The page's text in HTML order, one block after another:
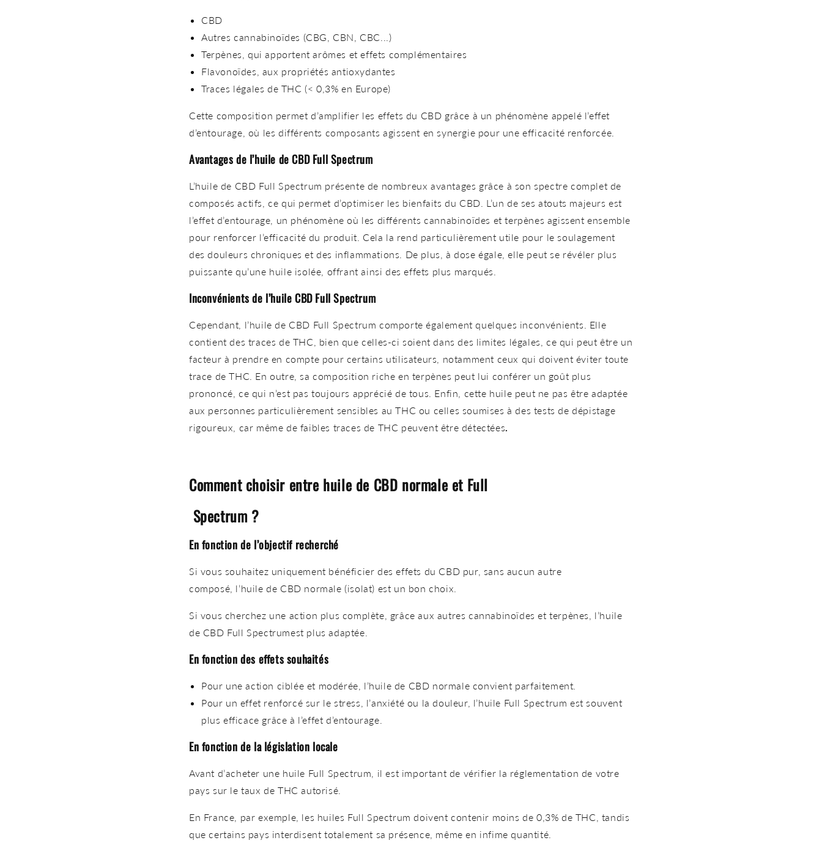
CBD
Autres cannabinoïdes (CBG, CBN, CBC...)
Terpènes, qui apportent arômes et effets complémentaires
Flavonoïdes, aux propriétés antioxydantes
Traces légales de THC (< 0,3% en Europe)
Cette composition permet d’amplifier les effets du CBD grâce à un phénomène appelé l’effet
d’entourage, où les différents composants agissent en synergie pour une efficacité renforcée.
Avantages de l’huile de CBD Full Spectrum
L’huile de CBD Full Spectrum présente de nombreux avantages grâce à son spectre complet de
composés actifs, ce qui permet d’optimiser les bienfaits du CBD. L’un de ses atouts majeurs est
l’effet d’entourage, un phénomène où les différents cannabinoïdes et terpènes agissent ensemble
pour renforcer l’efficacité du produit. Cela la rend particulièrement utile pour le soulagement
des douleurs chroniques et des inflammations. De plus, à dose égale, elle peut se révéler plus
puissante qu’une huile isolée, offrant ainsi des effets plus marqués.
Inconvénients de l’huile CBD Full Spectrum
Cependant, l’huile de CBD Full Spectrum comporte également quelques inconvénients. Elle
contient des traces de THC, bien que celles-ci soient dans des limites légales, ce qui peut être un
facteur à prendre en compte pour certains utilisateurs, notamment ceux qui doivent éviter toute
trace de THC. En outre, sa composition riche en terpènes peut lui conférer un goût plus
prononcé, ce qui n’est pas toujours apprécié de tous. Enfin, cette huile peut ne pas être adaptée
aux personnes particulièrement sensibles au THC ou celles soumises à des tests de dépistage
rigoureux, car même de faibles traces de THC peuvent être détectées.
Comment choisir entre huile de CBD normale et Full
Spectrum ?
En fonction de l’objectif recherché
Si vous souhaitez uniquement bénéficier des effets du CBD pur, sans aucun autre
composé, l’huile de CBD normale (isolat) est un bon choix.
Si vous cherchez une action plus complète, grâce aux autres cannabinoïdes et terpènes,
l’huile
de CBD Full Spectrumest plus adaptée.
En fonction des effets souhaités
Pour une action ciblée et modérée, l’huile de CBD normale convient parfaitement.
Pour un effet renforcé sur le stress, l’anxiété ou la douleur, l’huile Full Spectrum est souvent
plus efficace grâce à l’effet d’entourage.
En fonction de la législation locale
Avant d’acheter une huile Full Spectrum, il est important de vérifier la réglementation de votre
pays sur le taux de THC autorisé.
En France, par exemple, les huiles Full Spectrum doivent contenir moins de 0,3% de THC, tandis
que certains pays interdisent totalement sa présence, même en infime quantité.